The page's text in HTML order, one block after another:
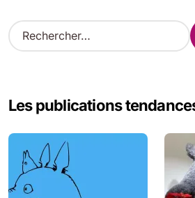
R
e
r
h
Les publications